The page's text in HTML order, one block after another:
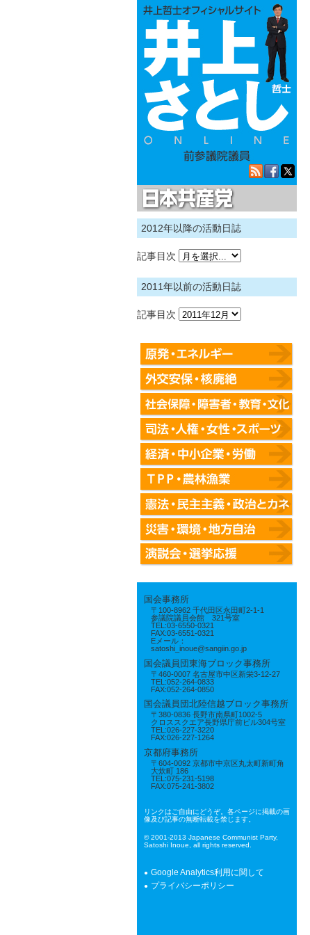
2012年以降の活動日誌
記事目次
2011年以前の活動日誌
記事目次
国会事務所
〒100-8962 千代田区永田町2-1-1
参議院議員会館 321号室
TEL:03-6550-0321
FAX:03-6551-0321
Eメール：
satoshi_inoue@sangiin.go.jp
国会議員団東海ブロック事務所
〒460-0007 名古屋市中区新栄3-12-27
TEL:052-264-0833
FAX:052-264-0850
国会議員団北陸信越ブロック事務所
〒380-0836 長野市南県町1002-5
クロススクエア長野県庁前ビル304号室
TEL:026-227-3220
FAX:026-227-1264
京都府事務所
〒604-0092 京都市中京区丸太町新町角
大炊町 186
TEL:075-231-5198
FAX:075-241-3802
リンクはご自由にどうぞ。各ページに掲載の画
像及び記事の無断転載を禁じます。
© 2001-2013 Japanese Communist Party,
Satoshi Inoue, all rights reserved.
Google Analytics利用に関して
プライバシーポリシー